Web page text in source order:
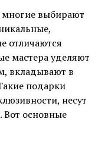
многие выбирают
отличаются
мастера уделяют
вкладывают в
подарки
несут
Вот основные